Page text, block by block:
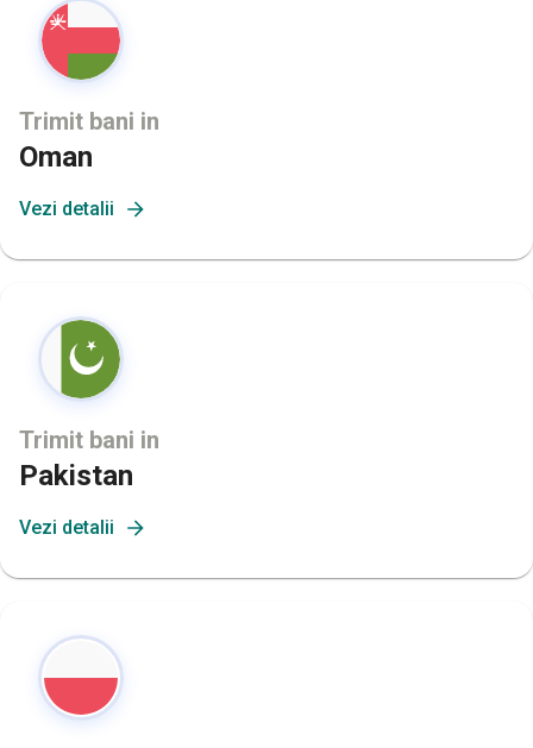
Trimit bani in
Oman
Vezi detalii
Trimit bani in
Pakistan
Vezi detalii